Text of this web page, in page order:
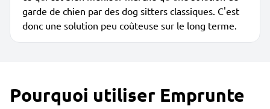
garde de chien par des dog sitters classiques. C'est
donc une solution peu coûteuse sur le long terme.
Pourquoi utiliser Emprunte